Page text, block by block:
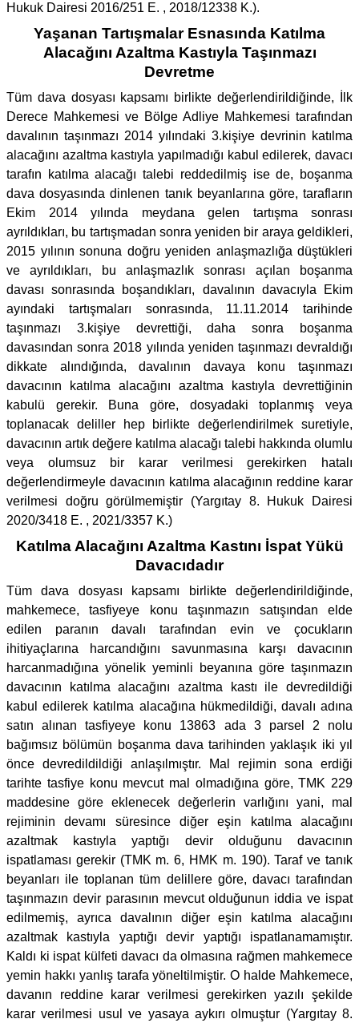
Hukuk Dairesi 2016/251 E. , 2018/12338 K.).
Yaşanan Tartışmalar Esnasında Katılma
Alacağını Azaltma Kastıyla Taşınmazı
Devretme
Tüm dava dosyası kapsamı birlikte değerlendirildiğinde, İlk
Derece Mahkemesi ve Bölge Adliye Mahkemesi tarafından
davalının taşınmazı 2014 yılındaki 3.kişiye devrinin katılma
alacağını azaltma kastıyla yapılmadığı kabul edilerek, davacı
tarafın katılma alacağı talebi reddedilmiş ise de, boşanma
dava dosyasında dinlenen tanık beyanlarına göre, tarafların
Ekim 2014 yılında meydana gelen tartışma sonrası
ayrıldıkları, bu tartışmadan sonra yeniden bir araya geldikleri,
2015 yılının sonuna doğru yeniden anlaşmazlığa düştükleri
ve ayrıldıkları, bu anlaşmazlık sonrası açılan boşanma
davası sonrasında boşandıkları, davalının davacıyla Ekim
ayındaki tartışmaları sonrasında, 11.11.2014 tarihinde
taşınmazı 3.kişiye devrettiği, daha sonra boşanma
davasından sonra 2018 yılında yeniden taşınmazı devraldığı
dikkate alındığında, davalının davaya konu taşınmazı
davacının katılma alacağını azaltma kastıyla devrettiğinin
kabulü gerekir. Buna göre, dosyadaki toplanmış veya
toplanacak deliller hep birlikte değerlendirilmek suretiyle,
davacının artık değere katılma alacağı talebi hakkında olumlu
veya olumsuz bir karar verilmesi gerekirken hatalı
değerlendirmeyle davacının katılma alacağının reddine karar
verilmesi doğru görülmemiştir (Yargıtay 8. Hukuk Dairesi
2020/3418 E. , 2021/3357 K.)
Katılma Alacağını Azaltma Kastını İspat Yükü
Davacıdadır
Tüm dava dosyası kapsamı birlikte değerlendirildiğinde,
mahkemece, tasfiyeye konu taşınmazın satışından elde
edilen paranın davalı tarafından evin ve çocukların
ihitiyaçlarına harcandığını savunmasına karşı davacının
harcanmadığına yönelik yeminli beyanına göre taşınmazın
davacının katılma alacağını azaltma kastı ile devredildiği
kabul edilerek katılma alacağına hükmedildiği, davalı adına
satın alınan tasfiyeye konu 13863 ada 3 parsel 2 nolu
bağımsız bölümün boşanma dava tarihinden yaklaşık iki yıl
önce devredildildiği anlaşılmıştır. Mal rejimin sona erdiği
tarihte tasfiye konu mevcut mal olmadığına göre, TMK 229
maddesine göre eklenecek değerlerin varlığını yani, mal
rejiminin devamı süresince diğer eşin katılma alacağını
azaltmak kastıyla yaptığı devir olduğunu davacının
ispatlaması gerekir (TMK m. 6, HMK m. 190). Taraf ve tanık
beyanları ile toplanan tüm delillere göre, davacı tarafından
taşınmazın devir parasının mevcut olduğunun iddia ve ispat
edilmemiş, ayrıca davalının diğer eşin katılma alacağını
azaltmak kastıyla yaptığı devir yaptığı ispatlanamamıştır.
Kaldı ki ispat külfeti davacı da olmasına rağmen mahkemece
yemin hakkı yanlış tarafa yöneltilmiştir. O halde Mahkemece,
davanın reddine karar verilmesi gerekirken yazılı şekilde
karar verilmesi usul ve yasaya aykırı olmuştur (Yargıtay 8.